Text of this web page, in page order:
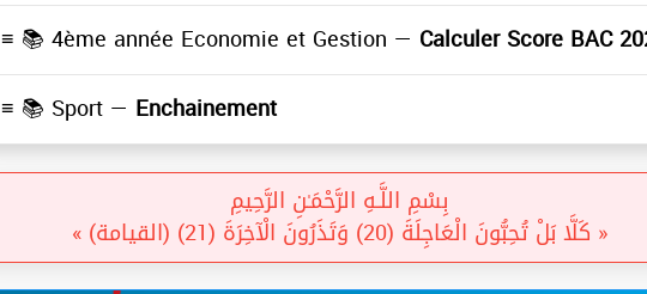
≡ 📚 4ème année Economie et Gestion — Calculer Score BAC
≡ 📚 Sport — Enchainement
بِسْمِ اللَّـهِ الرَّحْمَـٰنِ الرَّحِيمِ
« كَلَّا بَلْ تُحِبُّونَ الْعَاجِلَةَ (20) وَتَذَرُونَ الْآخِرَةَ (21) (القيامة) »